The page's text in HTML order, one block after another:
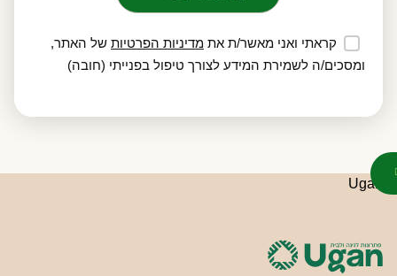
קראתי ואני מאשר/ת את מדיניות הפרטיותשל האתר,
ומסכים/ה לשמירת המידע לצורך טיפול בפנייתי (חובה)